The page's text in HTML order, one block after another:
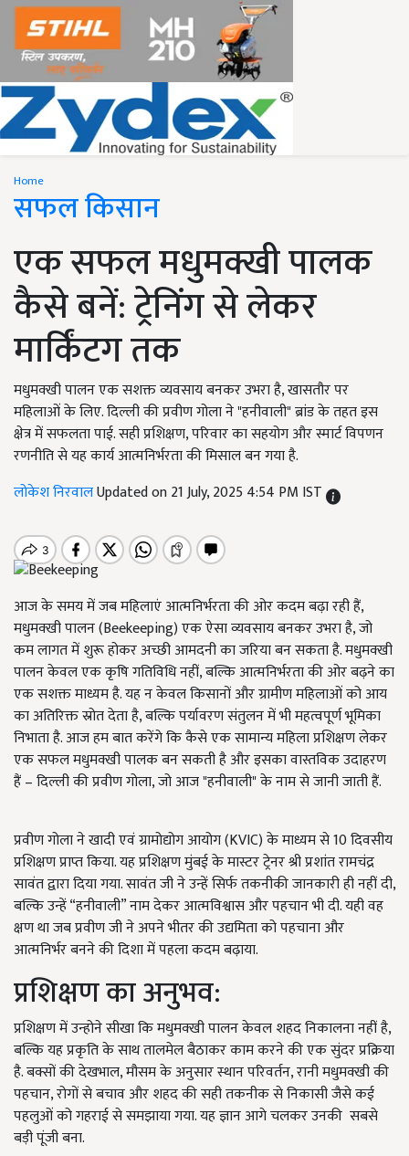
Home
सफल किसान
एक सफल मधुमक्खी पालक
कैसे बनें: ट्रेनिंग से लेकर
मार्किंटग तक
मधुमक्खी पालन एक सशक्त व्यवसाय बनकर उभरा है, खासतौर पर
महिलाओं के लिए. दिल्ली की प्रवीण गोला ने "हनीवाली" ब्रांड के तहत इस
क्षेत्र में सफलता पाई. सही प्रशिक्षण, परिवार का सहयोग और स्मार्ट विपणन
रणनीति से यह कार्य आत्मनिर्भरता की मिसाल बन गया है.
लोकेश निरवालUpdated on 21 July, 2025 4:54 PM IST
आज के समय में जब महिलाएं आत्मनिर्भरता की ओर कदम बढ़ा रही हैं,
मधुमक्खी पालन (Beekeeping) एक ऐसा व्यवसाय बनकर उभरा है, जो
कम लागत में शुरू होकर अच्छी आमदनी का जरिया बन सकता है. मधुमक्खी
पालन केवल एक कृषि गतिविधि नहीं, बल्कि आत्मनिर्भरता की ओर बढ़ने का
एक सशक्त माध्यम है. यह न केवल किसानों और ग्रामीण महिलाओं को आय
का अतिरिक्त स्रोत देता है, बल्कि पर्यावरण संतुलन में भी महत्वपूर्ण भूमिका
निभाता है. आज हम बात करेंगे कि कैसे एक सामान्य महिला प्रशिक्षण लेकर
एक सफल मधुमक्खी पालक बन सकती है और इसका वास्तविक उदाहरण
हैं – दिल्ली की प्रवीण गोला, जो आज "हनीवाली" के नाम से जानी जाती हैं.
प्रवीण गोला ने खादी एवं ग्रामोद्योग आयोग (KVIC) के माध्यम से 10 दिवसीय
प्रशिक्षण प्राप्त किया. यह प्रशिक्षण मुंबई के मास्टर ट्रेनर श्री प्रशांत रामचंद्र
सावंत द्वारा दिया गया. सावंत जी ने उन्हें सिर्फ तकनीकी जानकारी ही नहीं दी,
बल्कि उन्हें “हनीवाली” नाम देकर आत्मविश्वास और पहचान भी दी. यही वह
क्षण था जब प्रवीण जी ने अपने भीतर की उद्यमिता को पहचाना और
आत्मनिर्भर बनने की दिशा में पहला कदम बढ़ाया.
प्रशिक्षण का अनुभव:
प्रशिक्षण में उन्होने सीखा कि मधुमक्खी पालन केवल शहद निकालना नहीं है,
बल्कि यह प्रकृति के साथ तालमेल बैठाकर काम करने की एक सुंदर प्रक्रिया
है. बक्सों की देखभाल, मौसम के अनुसार स्थान परिवर्तन, रानी मधुमक्खी की
पहचान, रोगों से बचाव और शहद की सही तकनीक से निकासी जैसे कई
पहलुओं को गहराई से समझाया गया. यह ज्ञान आगे चलकर उनकी सबसे
बड़ी पूंजी बना.